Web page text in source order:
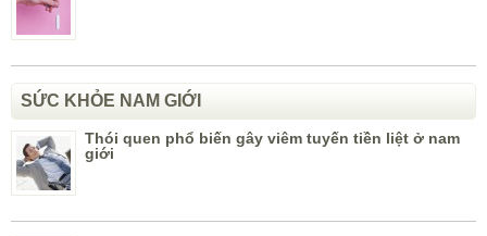
SỨC KHỎE NAM GIỚI
Thói quen phổ biến gây viêm tuyến tiền liệt ở nam
giới